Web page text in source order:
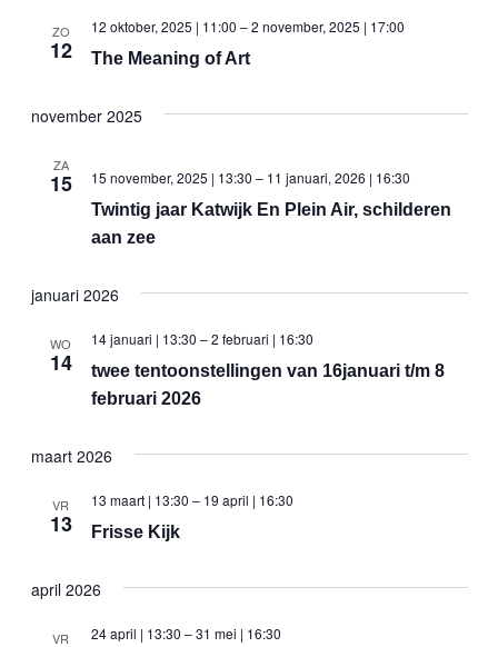
ZO
12 The Meaning of Art
12 oktober, 2025 | 11:00 –2 november, 2025 | 17:00
november 2025
ZA
15
Twintig jaar Katwijk En Plein Air, schilderen
aan zee
15 november, 2025 | 13:30 – 11 januari, 2026 | 16:30
januari 2026
WO
14
twee tentoonstellingen van 16januari t/m 8
februari 2026
14 januari | 13:30 –2 februari | 16:30
maart 2026
VR
13 Frisse Kijk
13 maart | 13:30 – 19 april | 16:30
april 2026
VR 24 april | 13:30 –31 mei | 16:30